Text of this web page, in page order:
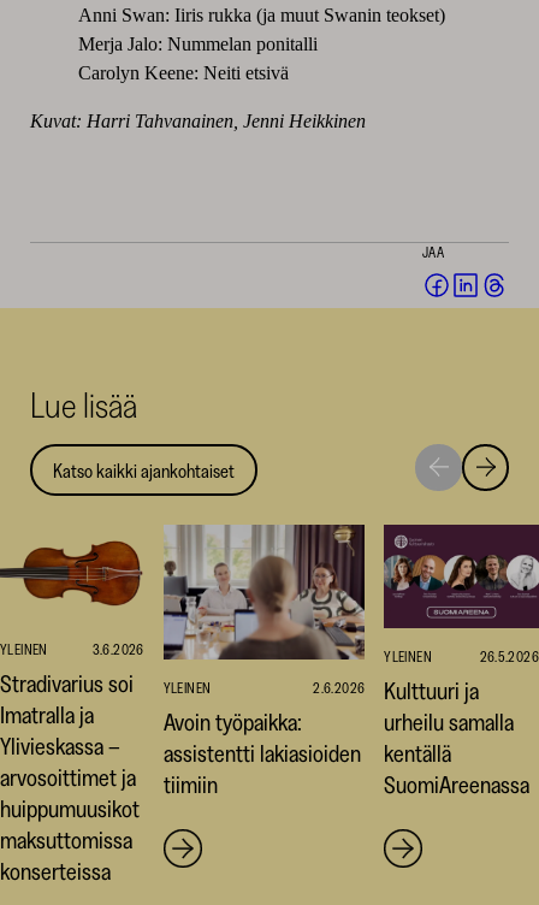
Anni Swan: Iiris rukka (ja muut Swanin teokset)
Merja Jalo: Nummelan ponitalli
Carolyn Keene: Neiti etsivä
Kuvat: Harri Tahvanainen, Jenni Heikkinen
JAA
Jaa Jaa
Lue lisää
Katso kaikki ajankohtaiset
Siirry
seuraavaan
Siirry
YLEINEN 3.6.2026
Stradivarius soi
Imatralla ja
Ylivieskassa –
arvosoittimet ja
huippumuusikot
maksuttomissa
konserteissa
YLEINEN 2.6.2026
Avoin työpaikka:
assistentti lakiasioiden
tiimiin
YLEINEN 26.5.2026
Kulttuuri ja
urheilu samalla
kentällä
SuomiAreenassa